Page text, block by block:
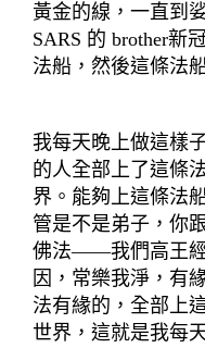
黃金的線，一直到
SARS 的 brother新
法船，然後這條法
我每天晚上做這樣
的人全部上了這條
界。能夠上這條法
管是不是弟子，你
佛法——我們高王經
因，常樂我淨，有
法有緣的，全部上
世界，這就是我每